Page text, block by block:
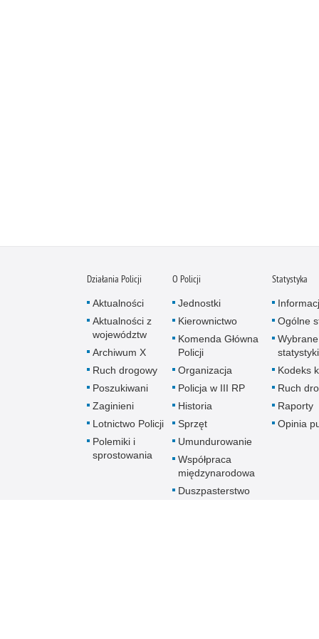
Działania Policji
Aktualności
Aktualności z
województw
Archiwum X
Ruch drogowy
Poszukiwani
Zaginieni
Lotnictwo Policji
Polemiki i
sprostowania
O Policji
Jednostki
Kierownictwo
Komenda Główna
Policji
Organizacja
Policja w III RP
Historia
Sprzęt
Umundurowanie
Współpraca
międzynarodowa
Duszpasterstwo
Statystyka
Ogólne
Wybrane
statystyki
Kodeks
Ruch
Raporty
Opinia